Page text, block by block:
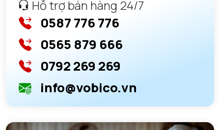
Hỗ trợ bán hàng 24/7
0587 776 776
0565 879 666
0792 269 269
info@vobico.vn